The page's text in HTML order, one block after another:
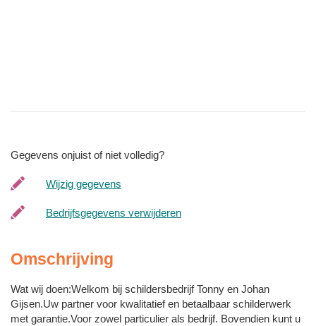
Gegevens onjuist of niet volledig?
Wijzig gegevens
Bedrijfsgegevens verwijderen
Omschrijving
Wat wij doen:Welkom bij schildersbedrijf Tonny en Johan
Gijsen.Uw partner voor kwalitatief en betaalbaar schilderwerk
met garantie.Voor zowel particulier als bedrijf. Bovendien kunt u